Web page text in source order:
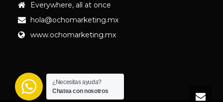
Everywhere, all at once
hola@ochomarketing.mx
www.ochomarketing.mx
¿Necesitas ayuda?
Chatea con nosotros